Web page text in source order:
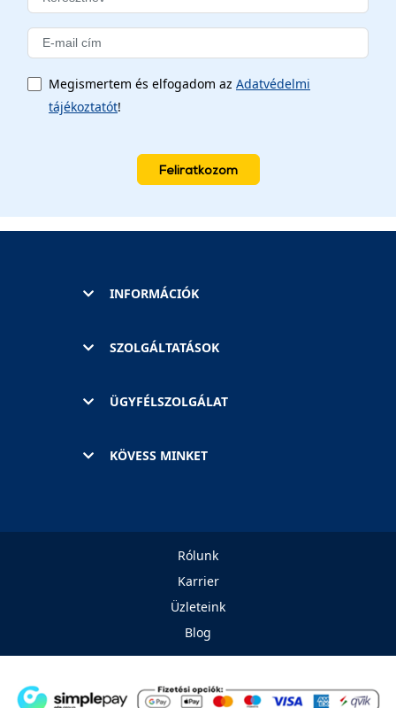
Megismertem és elfogadom az Adatvédelmi
tájékoztatót!
Feliratkozom
INFORMÁCIÓK
SZOLGÁLTATÁSOK
ÜGYFÉLSZOLGÁLAT
KÖVESS MINKET
Rólunk
Karrier
Üzleteink
Blog